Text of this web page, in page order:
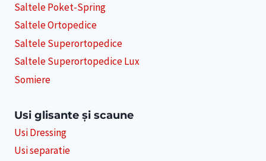
Saltele Poket-Spring
Saltele Ortopedice
Saltele Superortopedice
Saltele Superortopedice Lux
Somiere
Usi glisante și scaune
Usi Dressing
Usi separatie